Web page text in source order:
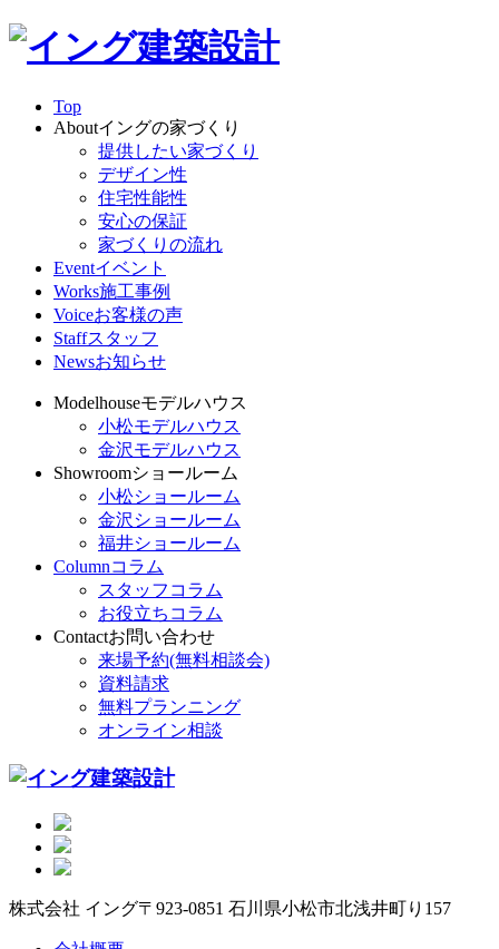
Top
Aboutイングの家づくり
提供したい家づくり
デザイン性
住宅性能性
安心の保証
家づくりの流れ
Eventイベント
Works施工事例
Voiceお客様の声
Staffスタッフ
Newsお知らせ
Modelhouseモデルハウス
小松モデルハウス
金沢モデルハウス
Showroomショールーム
小松ショールーム
金沢ショールーム
福井ショールーム
Columnコラム
スタッフコラム
お役立ちコラム
Contactお問い合わせ
来場予約(無料相談会)
資料請求
無料プランニング
オンライン相談
株式会社 イング〒923-0851 石川県小松市北浅井町り157